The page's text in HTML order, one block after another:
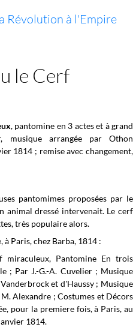
Révolution à l'Empire
le Cerf
, pantomine en 3 actes et à grand
musique arrangée par Othon
1814 ; remise avec changement,
pantomimes proposées par le
animal dressé intervenait. Le cerf
très populaire alors.
Paris, chez Barba, 1814 :
miraculeux, Pantomine En trois
; Par J.-G.-A. Cuvelier ; Musique
et d'Haussy ; Musique
Alexandre ; Costumes et Décors
pour la premiere fois, à Paris, au
1814.